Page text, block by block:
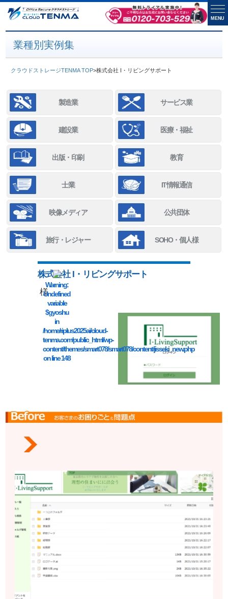
業種別実例集
クラウドストレージTENMA TOP>株式会社 I・リビングサポート
製造業 サービス業
建設業 医療・福祉
出版・印刷 教育
士業 IT情報通信
映像メディア 公共団体
旅行・レジャー SOHO・個人様
Warning:
Undefined
variable
$gyoshu
in
/home/riplus2025ai/cloud-
tenma.com/public_html/wp-
content/themes/smart078/smart078/content/jisseki_new.php
on line148
株式会社 I・リビングサポート
様
MENU